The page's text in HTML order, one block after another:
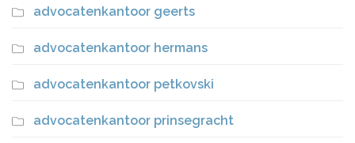
advocatenkantoor geerts
advocatenkantoor hermans
advocatenkantoor petkovski
advocatenkantoor prinsegracht